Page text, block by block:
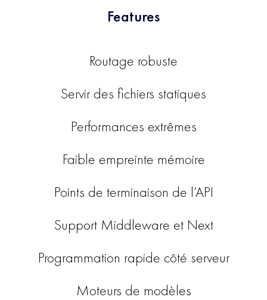
Features
Routage robuste
Servir des fichiers statiques
Performances extrêmes
Faible empreinte mémoire
Points de terminaison de l’API
Support Middleware et Next
Programmation rapide côté serveur
Moteurs de modèles